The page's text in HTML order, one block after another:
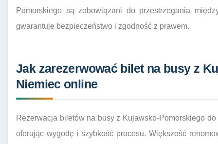
Pomorskiego są zobowiązani do przestrzegania
gwarantuje bezpieczeństwo i zgodność z prawem.
Jak zarezerwować bilet na busy z
Niemiec online
Rezerwacja biletów na busy z Kujawsko-Pomorskiego
oferując wygodę i szybkość procesu. Większość